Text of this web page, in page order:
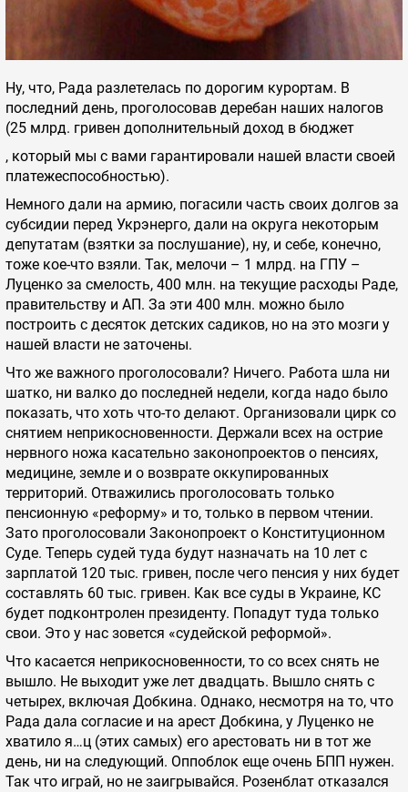
Ну, что, Рада разлетелась по дорогим курортам. В
последний день, проголосовав деребан наших налогов
(25 млрд. гривен дополнительный доход в бюджет
, который мы с вами гарантировали нашей власти своей
платежеспособностью).
Немного дали на армию, погасили часть своих долгов за
субсидии перед Укрэнерго, дали на округа некоторым
депутатам (взятки за послушание), ну, и себе, конечно,
тоже кое-что взяли. Так, мелочи – 1 млрд. на ГПУ –
Луценко за смелость, 400 млн. на текущие расходы Раде,
правительству и АП. За эти 400 млн. можно было
построить с десяток детских садиков, но на это мозги у
нашей власти не заточены.
Что же важного проголосовали? Ничего. Работа шла ни
шатко, ни валко до последней недели, когда надо было
показать, что хоть что-то делают. Организовали цирк со
снятием неприкосновенности. Держали всех на острие
нервного ножа касательно законопроектов о пенсиях,
медицине, земле и о возврате оккупированных
территорий. Отважились проголосовать только
пенсионную «реформу» и то, только в первом чтении.
Зато проголосовали Законопроект о Конституционном
Суде. Теперь судей туда будут назначать на 10 лет с
зарплатой 120 тыс. гривен, после чего пенсия у них будет
составлять 60 тыс. гривен. Как все суды в Украине, КС
будет подконтролен президенту. Попадут туда только
свои. Это у нас зовется «судейской реформой».
Что касается неприкосновенности, то со всех снять не
вышло. Не выходит уже лет двадцать. Вышло снять с
четырех, включая Добкина. Однако, несмотря на то, что
Рада дала согласие и на арест Добкина, у Луценко не
хватило я…ц (этих самых) его арестовать ни в тот же
день, ни на следующий. Оппоблок еще очень БПП нужен.
Так что играй, но не заигрывайся. Розенблат отказался